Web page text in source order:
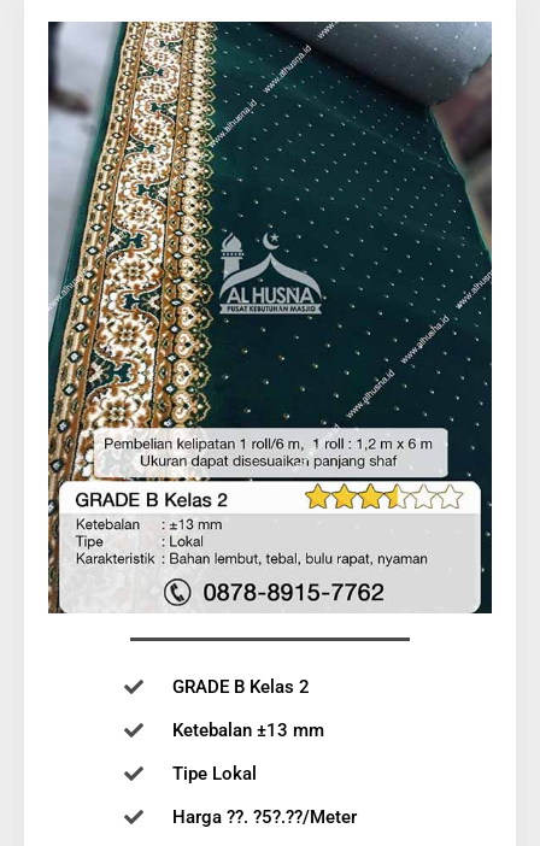
GRADE B Kelas 2
Ketebalan ±13 mm
Tipe Lokal
Harga ??. ?5?.??/Meter